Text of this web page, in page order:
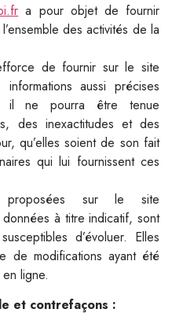
a pour objet de fournir
des activités de la
de fournir sur le site
informations aussi précises
il ne pourra être tenue
des inexactitudes et des
qu’elles soient de son fait
qui lui fournissent ces
proposées sur le site
données à titre indicatif, sont
d’évoluer. Elles
de modifications ayant été
ligne.
et contrefaçons :